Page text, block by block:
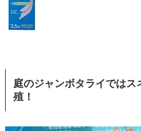
庭のジャンボタライではス
殖！